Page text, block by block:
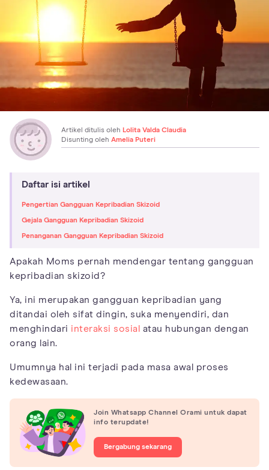
Artikel ditulis oleh Lolita Valda Claudia
Disunting oleh Amelia Puteri
Daftar isi artikel
Pengertian Gangguan Kepribadian Skizoid
Gejala Gangguan Kepribadian Skizoid
Penanganan Gangguan Kepribadian Skizoid
Apakah Moms pernah mendengar tentang gangguan
kepribadian skizoid?
Ya, ini merupakan gangguan kepribadian yang
ditandai oleh sifat dingin, suka menyendiri, dan
menghindari interaksi sosial atau hubungan dengan
orang lain.
Umumnya hal ini terjadi pada masa awal proses
kedewasaan.
Join Whatsapp Channel Orami untuk dapat
info terupdate!
Bergabung sekarang